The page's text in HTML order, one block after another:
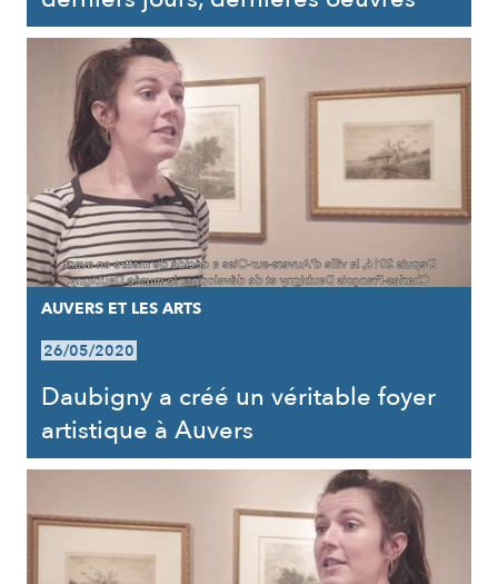
AUVERS ET LES ARTS
26/05/2020
Daubigny a créé un véritable foyer
artistique à Auvers